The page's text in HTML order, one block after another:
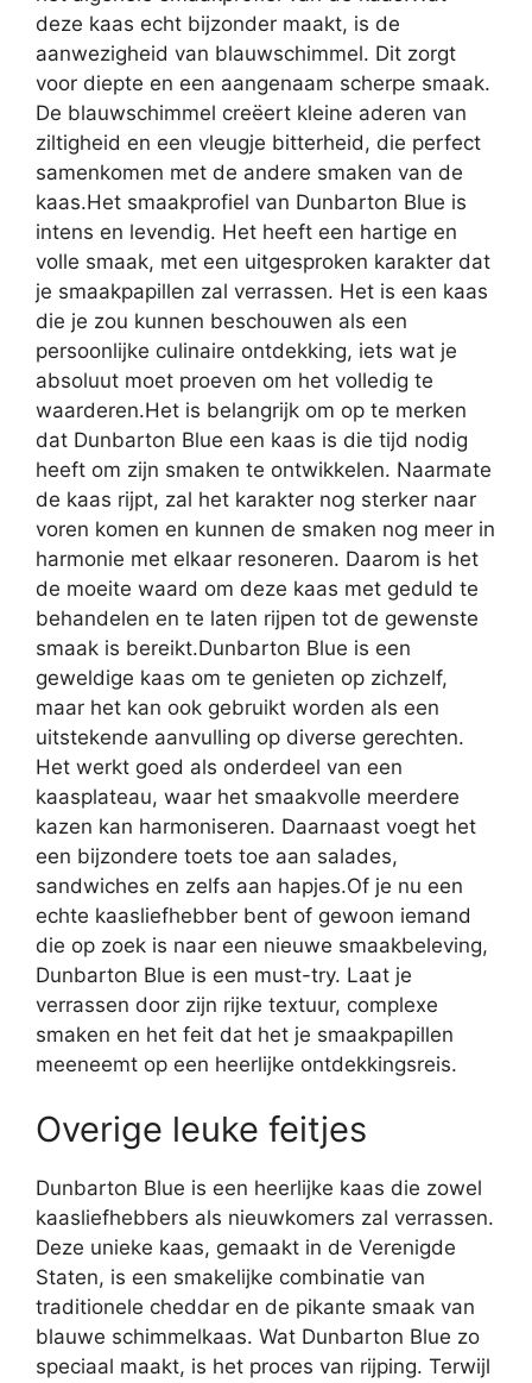
deze kaas echt bijzonder maakt, is de
aanwezigheid van blauwschimmel. Dit zorgt
voor diepte en een aangenaam scherpe smaak.
De blauwschimmel creëert kleine aderen van
ziltigheid en een vleugje bitterheid, die perfect
samenkomen met de andere smaken van de
kaas.Het smaakprofiel van Dunbarton Blue is
intens en levendig. Het heeft een hartige en
volle smaak, met een uitgesproken karakter dat
je smaakpapillen zal verrassen. Het is een kaas
die je zou kunnen beschouwen als een
persoonlijke culinaire ontdekking, iets wat je
absoluut moet proeven om het volledig te
waarderen.Het is belangrijk om op te merken
dat Dunbarton Blue een kaas is die tijd nodig
heeft om zijn smaken te ontwikkelen. Naarmate
de kaas rijpt, zal het karakter nog sterker naar
voren komen en kunnen de smaken nog meer in
harmonie met elkaar resoneren. Daarom is het
de moeite waard om deze kaas met geduld te
behandelen en te laten rijpen tot de gewenste
smaak is bereikt.Dunbarton Blue is een
geweldige kaas om te genieten op zichzelf,
maar het kan ook gebruikt worden als een
uitstekende aanvulling op diverse gerechten.
Het werkt goed als onderdeel van een
kaasplateau, waar het smaakvolle meerdere
kazen kan harmoniseren. Daarnaast voegt het
een bijzondere toets toe aan salades,
sandwiches en zelfs aan hapjes.Of je nu een
echte kaasliefhebber bent of gewoon iemand
die op zoek is naar een nieuwe smaakbeleving,
Dunbarton Blue is een must-try. Laat je
verrassen door zijn rijke textuur, complexe
smaken en het feit dat het je smaakpapillen
meeneemt op een heerlijke ontdekkingsreis.
Overige leuke feitjes
Dunbarton Blue is een heerlijke kaas die zowel
kaasliefhebbers als nieuwkomers zal verrassen.
Deze unieke kaas, gemaakt in de Verenigde
Staten, is een smakelijke combinatie van
traditionele cheddar en de pikante smaak van
blauwe schimmelkaas. Wat Dunbarton Blue zo
speciaal maakt, is het proces van rijping. Terwijl